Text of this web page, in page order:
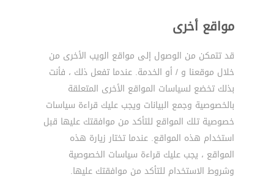
مواقع أخرى
قد تتمكن من الوصول إلى مواقع الويب الأخرى من
خلال موقعنا و / أو الخدمة. عندما تفعل ذلك ، فأنت
بذلك تخضع لسياسات المواقع الأخرى المتعلقة
بالخصوصية وجمع البيانات ويجب عليك قراءة سياسات
خصوصية تلك المواقع للتأكد من موافقتك عليها قبل
استخدام هذه المواقع. عندما تختار زيارة هذه
المواقع ، يجب عليك قراءة سياسات الخصوصية
وشروط الاستخدام للتأكد من موافقتك عليها.